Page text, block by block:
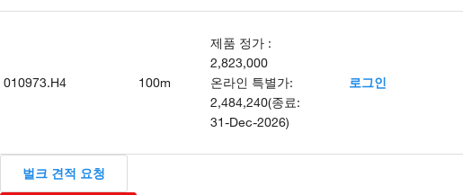
010973.H4 100m
제품 정가 :
2,823,000
온라인 특별가:
2,484,240(종료:
31-Dec-2026)
로그인
벌크 견적 요청